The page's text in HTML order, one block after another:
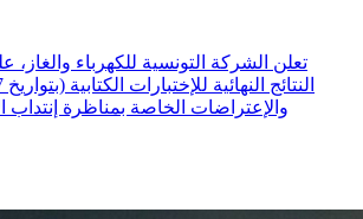
تعلن الشركة التونسية للكهرباء والغاز،
والإعتراضات الخاصة بمناظرة إنتداب